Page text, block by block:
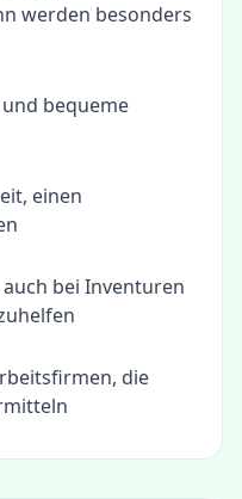
werden besonders
bequeme
einen
bei Inventuren
die